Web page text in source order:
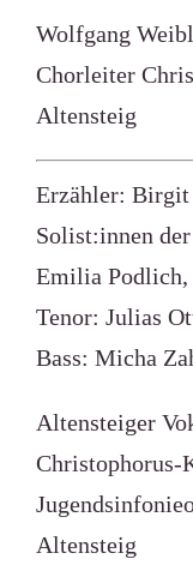
Wolfgang
Chorleiter
Altensteig
Erzähler: Birgit
Solist:innen
Emilia
Tenor: Julias
Bass: Micha
Altensteiger
Christophorus-
Altensteig